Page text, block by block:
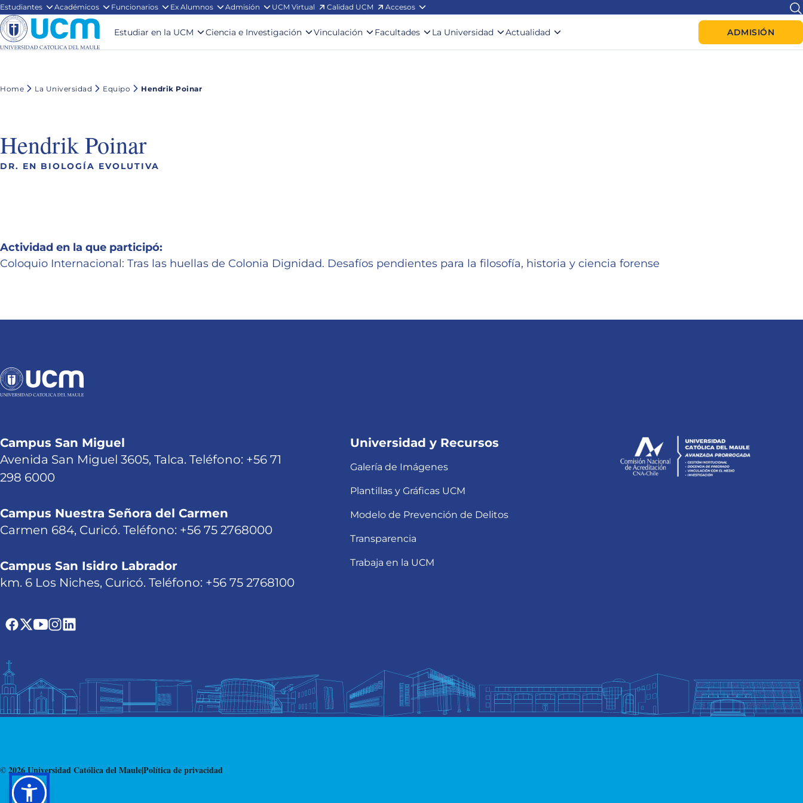
Estudiantes Académicos Funcionarios Ex Alumnos Admisión UCM Virtual Calidad UCM Accesos
Estudiar en la UCM Ciencia e Investigación Vinculación Facultades La Universidad Actualidad ADMISIÓN
Home La Universidad Equipo Hendrik Poinar
Hendrik Poinar
DR. EN BIOLOGÍA EVOLUTIVA
Actividad en la que participó:
Coloquio Internacional: Tras las huellas de Colonia Dignidad. Desafíos pendientes para la filosofía, historia y ciencia forense
Campus San Miguel
Avenida San Miguel 3605, Talca. Teléfono: +56 71
298 6000
Campus Nuestra Señora del Carmen
Carmen 684, Curicó. Teléfono: +56 75 2768000
Campus San Isidro Labrador
km. 6 Los Niches, Curicó. Teléfono: +56 75 2768100
Universidad y Recursos
Galería de Imágenes
Plantillas y Gráficas UCM
Modelo de Prevención de Delitos
Transparencia
Trabaja en la UCM
© 2026 Universidad Católica del Maule|Política de privacidad